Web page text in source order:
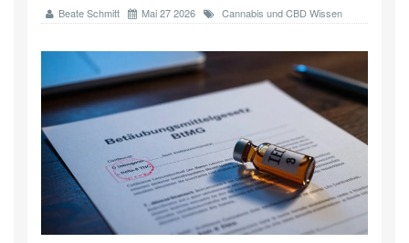
Beate Schmitt Mai 27 2026 Cannabis und CBD Wissen